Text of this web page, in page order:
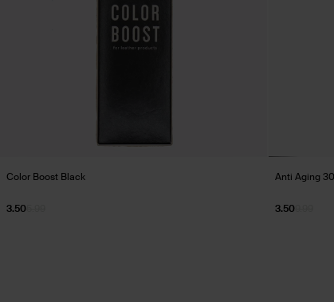
Color Boost Black
3.50
Anti Aging
9.99
3.50